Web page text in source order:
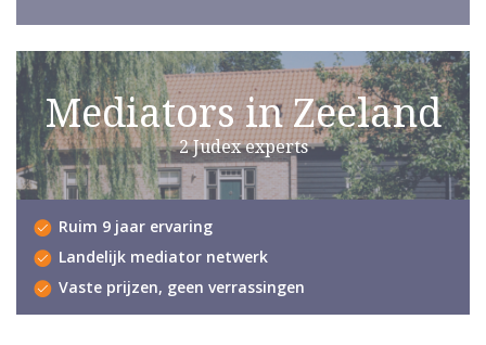
Mediators in Zeeland
2 Judex experts
Ruim 9 jaar ervaring
Landelijk mediator netwerk
Vaste prijzen, geen verrassingen